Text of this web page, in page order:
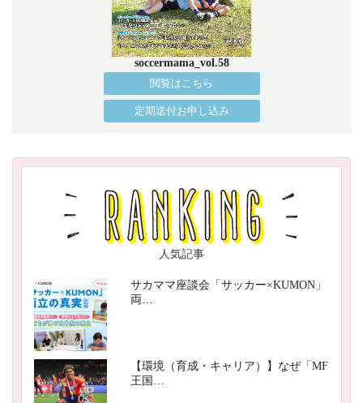
soccermama_vol.58
閲覧はこちら
定期送付お申し込み
人気記事
サカママ座談会「サッカー×KUMON」
両…
【環境（育成・キャリア）】なぜ「MF
王国…